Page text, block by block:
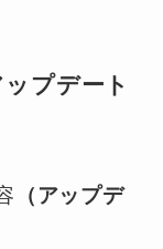
プデート
（アップデ